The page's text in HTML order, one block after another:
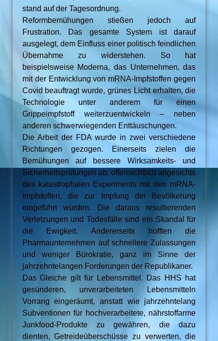
stand auf der Tagesordnung.
Reformbemühungen stießen jedoch auf
Frustration. Das gesamte System ist darauf
ausgelegt, dem Einfluss einer politisch feindlichen
Übernahme zu widerstehen. So hat
beispielsweise Moderna, das Unternehmen, das
mit der Entwicklung von mRNA-Impfstoffen gegen
Covid beauftragt wurde, grünes Licht erhalten, die
Technologie unter anderem für einen
Grippeimpfstoff weiterzuentwickeln – neben
anderen schwerwiegenden Enttäuschungen.
Die Arbeit der FDA wurde in zwei verschiedene
Richtungen gezogen. Einerseits zielen die
Bemühungen auf bessere Wirksamkeits- und
Sicherheitsprüfungen ab, offensichtlich angesichts
des katastrophalen Experiments mit den mRNA-
Impfstoffen, die zur Impfung der Bevölkerung
eingeführt wurden. Die daraus resultierenden
Verletzungen und Todesfälle sind ein Skandal für
die Ewigkeit. Andererseits hofften die
Pharmaunternehmen auf schnellere Zulassungen
und weniger Bürokratie, ganz im Sinne der
jahrzehntelangen Forderungen der Republikaner.
Das Gleiche gilt für Lebensmittel. Das HHS hat
gesünderen, unverarbeiteten Lebensmitteln
Vorrang eingeräumt, anstatt wie jahrzehntelang
Subventionen für hochverarbeitete, nährstoffarme
Junkfood-Produkte zu gewähren, die dazu
dienten, Getreideüberschüsse zu verwerten, die